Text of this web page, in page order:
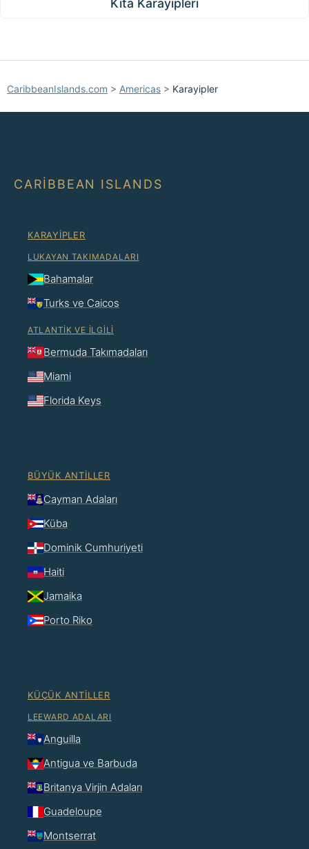
Kıta Karayipleri
CaribbeanIslands.com > Americas > Karayipler
CARIBBEAN ISLANDS
KARAYIPLER
LUKAYAN TAKIMADALARI
Bahamalar
Turks ve Caicos
ATLANTIK VE İLGILI
Bermuda Takımadaları
Miami
Florida Keys
BÜYÜK ANTILLER
Cayman Adaları
Küba
Dominik Cumhuriyeti
Haiti
Jamaika
Porto Riko
KÜÇÜK ANTILLER
LEEWARD ADALARI
Anguilla
Antigua ve Barbuda
Britanya Virjin Adaları
Guadeloupe
Montserrat